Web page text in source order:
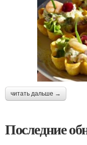
читать дальше →
Последние